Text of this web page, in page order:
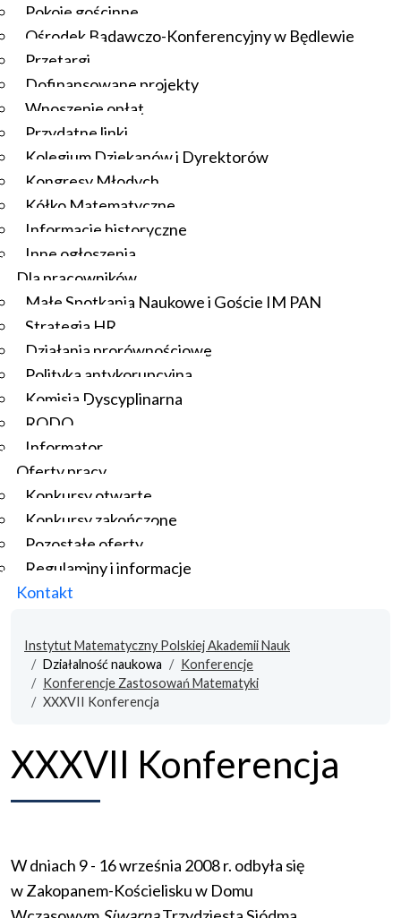
Pokoje gościnne
Ośrodek Badawczo-Konferencyjny w Będlewie
Przetargi
Dofinansowane projekty
Wnoszenie opłat
Przydatne linki
Kolegium Dziekanów i Dyrektorów
Kongresy Młodych
Kółko Matematyczne
Informacje historyczne
Inne ogłoszenia
Dla pracowników
Małe Spotkania Naukowe i Goście IM PAN
Strategia HR
Działania prorównościowe
Polityka antykorupcyjna
Komisja Dyscyplinarna
RODO
Informator
Oferty pracy
Konkursy otwarte
Konkursy zakończone
Pozostałe oferty
Regulaminy i informacje
Kontakt
Instytut Matematyczny Polskiej Akademii Nauk
Działalność naukowa
Konferencje
Konferencje Zastosowań Matematyki
XXXVII Konferencja
XXXVII Konferencja
W dniach 9 - 16 września 2008 r. odbyła się
w Zakopanem-Kościelisku w Domu